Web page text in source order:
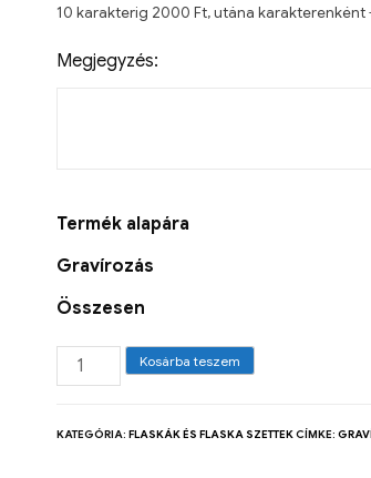
10 karakterig 2000 Ft, utána karakterenként
Megjegyzés:
Termék alapára
Gravírozás
Összesen
Kosárba teszem
KATEGÓRIA: FLASKÁK ÉS FLASKA SZETTEKCÍMKE: